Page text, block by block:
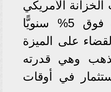
الأمريكي
لأجل 10 سنوات فوق 5% سنويًّا
على الميزة
وهي قدرته
في أوقات